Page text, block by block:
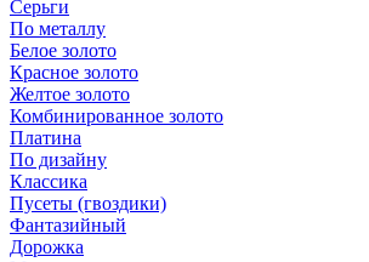
Серьги
По металлу
Белое золото
Красное золото
Желтое золото
Комбинированное золото
Платина
По дизайну
Классика
Пусеты (гвоздики)
Фантазийный
Дорожка